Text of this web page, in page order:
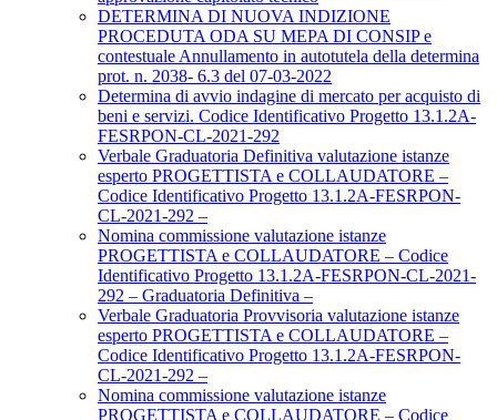
DETERMINA DI NUOVA INDIZIONE
PROCEDUTA ODA SU MEPA DI CONSIP e
contestuale Annullamento in autotutela della determina
prot. n. 2038- 6.3 del 07-03-2022
Determina di avvio indagine di mercato per acquisto di
beni e servizi. Codice Identificativo Progetto 13.1.2A-
FESRPON-CL-2021-292
Verbale Graduatoria Definitiva valutazione istanze
esperto PROGETTISTA e COLLAUDATORE –
Codice Identificativo Progetto 13.1.2A-FESRPON-
CL-2021-292 –
Nomina commissione valutazione istanze
PROGETTISTA e COLLAUDATORE – Codice
Identificativo Progetto 13.1.2A-FESRPON-CL-2021-
292 – Graduatoria Definitiva –
Verbale Graduatoria Provvisoria valutazione istanze
esperto PROGETTISTA e COLLAUDATORE –
Codice Identificativo Progetto 13.1.2A-FESRPON-
CL-2021-292 –
Nomina commissione valutazione istanze
PROGETTISTA e COLLAUDATORE – Codice